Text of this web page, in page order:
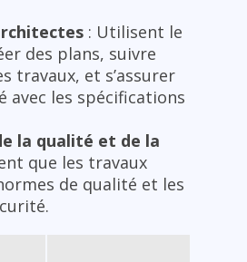
: Utilisent le
des plans, suivre
travaux, et s’assurer
avec les spécifications
la qualité et de la
que les travaux
de qualité et les